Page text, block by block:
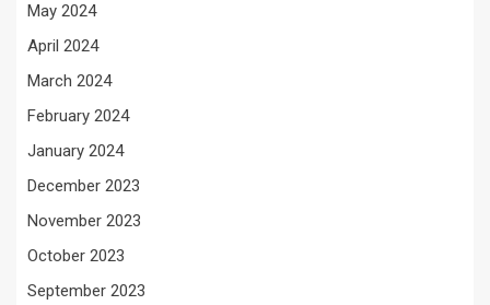
May 2024
April 2024
March 2024
February 2024
January 2024
December 2023
November 2023
October 2023
September 2023